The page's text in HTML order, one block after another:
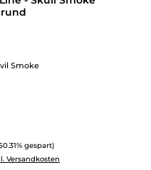
Smoke
Preis:
gespart)
Versandkosten